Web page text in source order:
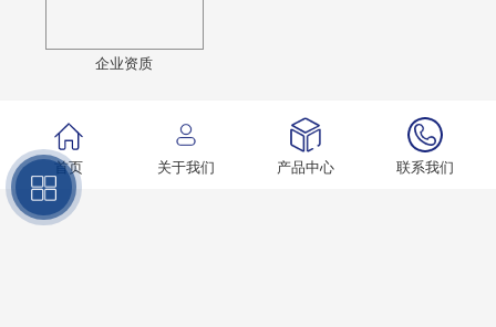
企业资质
首页 关于我们 产品中心 联系我们